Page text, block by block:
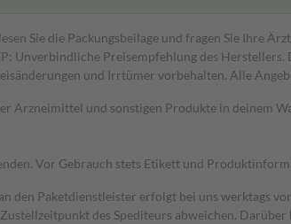
Sie die Packungsbeilage und fragen Sie Ihre
Unverbindliche Preisempfehlung des Herstellers.
und Irrtümer vorbehalten. Alle
Arzneimittel und sonstigen Produkte in deinem
Vor Gebrauch stets Etikett und
den Paketdienstleister erfolgt bei uns werktags
des Spediteurs abweichen.